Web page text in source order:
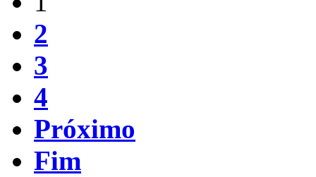
2
3
4
Próximo
Fim